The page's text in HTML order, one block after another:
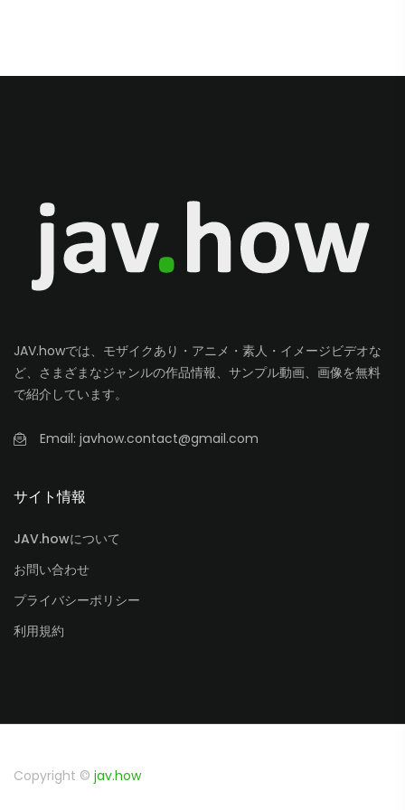
JAV.howでは、モザイクあり・アニメ・素人・イメージビデオな
ど、さまざまなジャンルの作品情報、サンプル動画、画像を無料
で紹介しています。
Email: javhow.contact@gmail.com
サイト情報
JAV.howについて
お問い合わせ
プライバシーポリシー
利用規約
Copyright © jav.how